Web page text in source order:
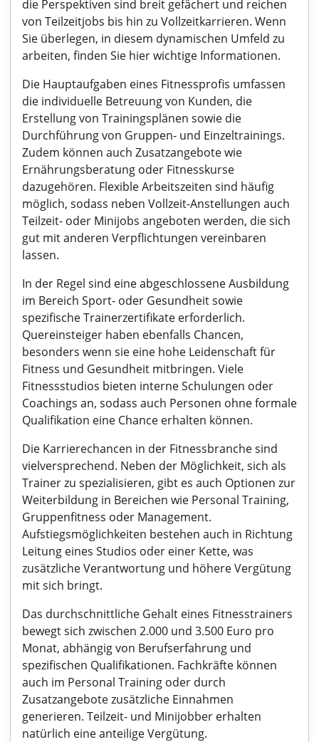
die Perspektiven sind breit gefächert und reichen
von Teilzeitjobs bis hin zu Vollzeitkarrieren. Wenn
Sie überlegen, in diesem dynamischen Umfeld zu
arbeiten, finden Sie hier wichtige Informationen.
Die Hauptaufgaben eines Fitnessprofis umfassen
die individuelle Betreuung von Kunden, die
Erstellung von Trainingsplänen sowie die
Durchführung von Gruppen- und Einzeltrainings.
Zudem können auch Zusatzangebote wie
Ernährungsberatung oder Fitnesskurse
dazugehören. Flexible Arbeitszeiten sind häufig
möglich, sodass neben Vollzeit-Anstellungen auch
Teilzeit- oder Minijobs angeboten werden, die sich
gut mit anderen Verpflichtungen vereinbaren
lassen.
In der Regel sind eine abgeschlossene Ausbildung
im Bereich Sport- oder Gesundheit sowie
spezifische Trainerzertifikate erforderlich.
Quereinsteiger haben ebenfalls Chancen,
besonders wenn sie eine hohe Leidenschaft für
Fitness und Gesundheit mitbringen. Viele
Fitnessstudios bieten interne Schulungen oder
Coachings an, sodass auch Personen ohne formale
Qualifikation eine Chance erhalten können.
Die Karrierechancen in der Fitnessbranche sind
vielversprechend. Neben der Möglichkeit, sich als
Trainer zu spezialisieren, gibt es auch Optionen zur
Weiterbildung in Bereichen wie Personal Training,
Gruppenfitness oder Management.
Aufstiegsmöglichkeiten bestehen auch in Richtung
Leitung eines Studios oder einer Kette, was
zusätzliche Verantwortung und höhere Vergütung
mit sich bringt.
Das durchschnittliche Gehalt eines Fitnesstrainers
bewegt sich zwischen 2.000 und 3.500 Euro pro
Monat, abhängig von Berufserfahrung und
spezifischen Qualifikationen. Fachkräfte können
auch im Personal Training oder durch
Zusatzangebote zusätzliche Einnahmen
generieren. Teilzeit- und Minijobber erhalten
natürlich eine anteilige Vergütung.